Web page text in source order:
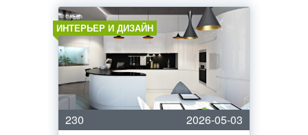
ИНТЕРЬЕР И ДИЗАЙН
230
2026-05-03